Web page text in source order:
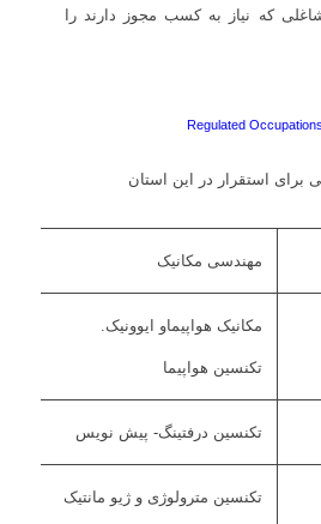
که نیاز به کسب مجوز دارند را
Regulated
برای استقرار در این استان
مهندسی مکانیک
مکانیک هواپیماو ایوونیک.
تکنسین هواپیما
تکنسین درفتینگ- پیش نویس
تکنسین مترولوژی و ژیو مانتیک